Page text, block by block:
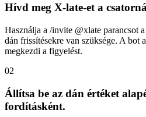
Hívd meg X-late-et a
Használja a /invite @xlate parancsot
dán frissítésekre van szüksége. A bot
megkezdi a figyelést.
02
Állítsa be az dán értéket
fordításként.